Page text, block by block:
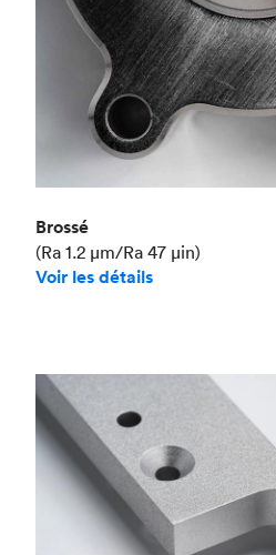
Brossé
(Ra 1.2 μm/Ra 47 μin)
Voir les détails